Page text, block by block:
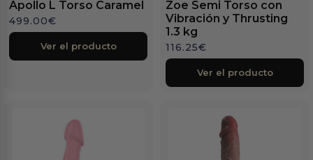
Apollo L Torso Caramel
499.00€
Ver el producto
Zoe Semi Torso con
Vibración y Thrusting
1.3 kg
116.25€
Ver el producto